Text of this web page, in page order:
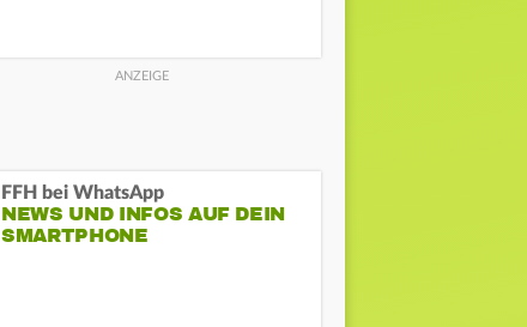
FFH bei WhatsApp
NEWS UND INFOS AUF DEIN
SMARTPHONE